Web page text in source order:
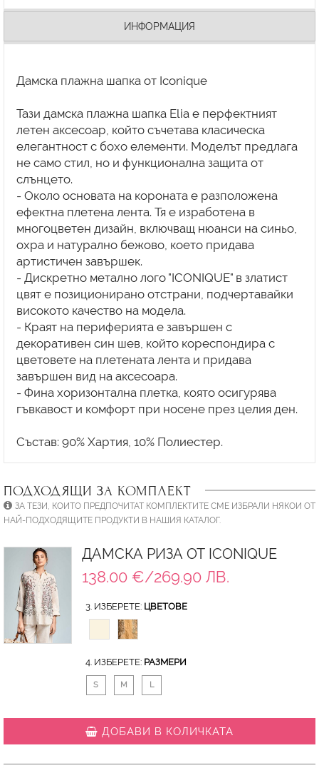
ИНФОРМАЦИЯ
Дамска плажна шапка от Iconique
Тази дамска плажна шапка Elia е перфектният
летен аксесоар, който съчетава класическа
елегантност с бохо елементи. Моделът предлага
не само стил, но и функционална защита от
слънцето.
- Около основата на короната е разположена
ефектна плетена лента. Тя е изработена в
многоцветен дизайн, включващ нюанси на синьо,
охра и натурално бежово, което придава
артистичен завършек.
- Дискретно метално лого "ICONIQUE" в златист
цвят е позиционирано отстрани, подчертавайки
високото качество на модела.
- Краят на периферията е завършен с
декоративен син шев, който кореспондира с
цветовете на плетената лента и придава
завършен вид на аксесоара.
- Фина хоризонтална плетка, която осигурява
гъвкавост и комфорт при носене през целия ден.
ПОДХОДЯЩИ ЗА КОМПЛЕКТ
ЗА ТЕЗИ, КОИТО ПРЕДПОЧИТАТ КОМПЛЕКТИТЕ СМЕ ИЗБРАЛИ НЯКОИ ОТ
НАЙ-ПОДХОДЯЩИТЕ ПРОДУКТИ В НАШИЯ КАТАЛОГ.
ДАМСКА РИЗА ОТ ICONIQUE
138.00 €/269.90 ЛВ.
3. ИЗБЕРЕТЕ: ЦВЕТОВЕ
4. ИЗБЕРЕТЕ: РАЗМЕРИ
S M L
ДОБАВИ В КОЛИЧКАТА